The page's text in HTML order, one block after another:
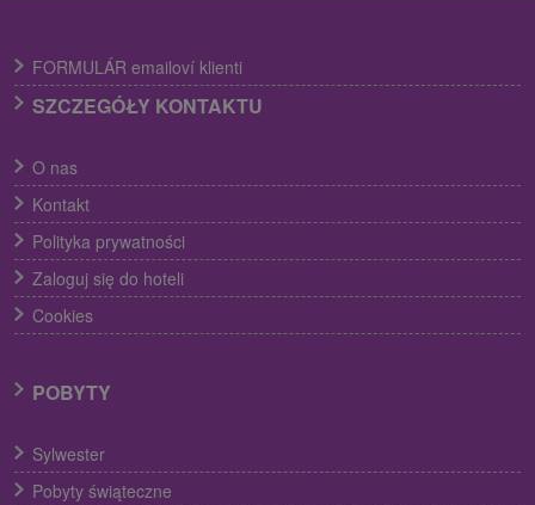
FORMULÁR emailoví klienti
SZCZEGÓŁY KONTAKTU
O nas
Kontakt
Polityka prywatności
Zaloguj się do hoteli
Cookies
POBYTY
Sylwester
Pobyty świąteczne